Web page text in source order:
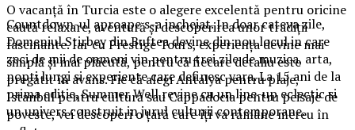
O vacanță în Turcia este o alegere excelentă pentru oricine
caută relaxare, aventură și descoperirea unor tradiții
fascinante. Iar cu Prestige Tours, experiența devine mai
simplă și mai plăcută, pentru că fiecare detaliu este
pregătit în avans. Fie că alegi Antalya pentru plaje,
Istanbul pentru cultură sau Cappadocia pentru peisaje de
poveste, vei descoperi o țară care îți va rămâne mereu în
Countdown-ul aproape s-a incheiat. In doar cateva zile,
Domeniul Stirbey din Buftea devine din nou locul in care
zeci de mii de oameni vin pentru trei zile de muzica, arta,
nopti lungi si experiente care definesc vara. La 15 ani de la
prima editie, Summer Well revine cu un line-up eclectic si
un univers construit in jurul culturii contemporane.